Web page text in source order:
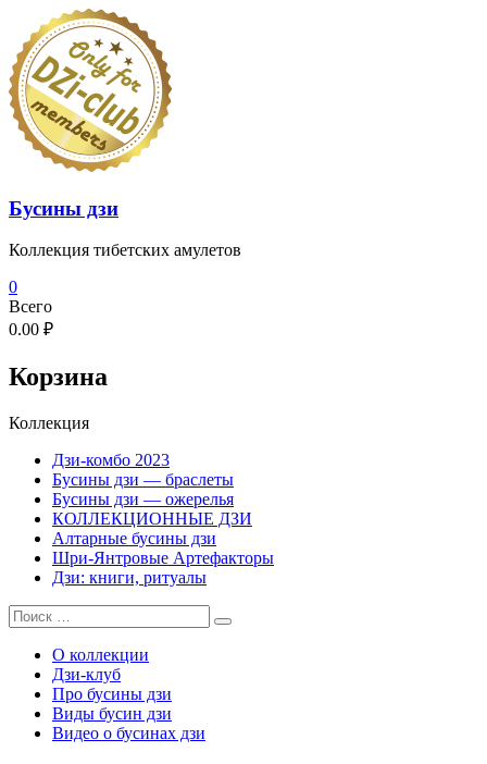
Перейти
содержимому
Бусины дзи
Коллекция тибетских амулетов
0
Всего
0.00 ₽
Корзина
Коллекция
Дзи-комбо 2023
Бусины дзи — браслеты
Бусины дзи — ожерелья
КОЛЛЕКЦИОННЫЕ ДЗИ
Алтарные бусины дзи
Шри-Янтровые Артефакторы
Дзи: книги, ритуалы
О коллекции
Дзи-клуб
Про бусины дзи
Виды бусин дзи
Видео о бусинах дзи